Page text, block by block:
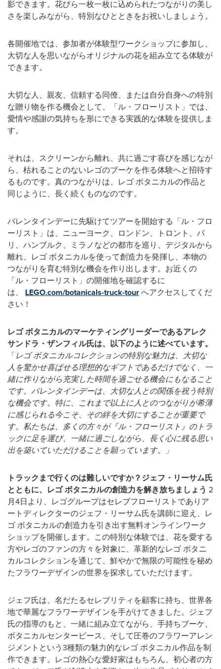
影できます。花びら一枚一枚に込められたつながりの美し
さを楽しみながら、特別なひとときをお祝いしましょう。
各開催地では、参加者が体験型ワークショップに参加し、
大切な人を思いながらオリジナルの花を組み立てる体験が
できます。
大切な人、親友、信頼する同僚、または自分自身への特別
な贈り物を作る機会として、「ル・フローリスト」では、
愛情や感謝の気持ちを形にできる実践的な体験を提供しま
す。
それは、スクリーンから離れ、共に過ごす喜びを感じなが
ら、枯れることのないレゴのブーケを作る体験へと招待す
るものです。真のつながりは、レゴ ボタニカルの作品と
同じように、長く続くものなのです。
バレンタインデーに先駆けてツアーを開始する「ル・フロ
ーリスト」は、ニューヨーク、ロンドン、トロント、パ
リ、ハンブルク、ミラノなどの都市を巡り、デジタルから
離れ、レゴ ボタニカルを使って創造力を発揮し、本物の
つながりを育む特別な機会を作り出します。お近くの
「ル・フローリスト」の開催地を確認するに
は、 LEGO.com/botanicals-truck-tourへアクセスしてくだ
さい！
レゴボタニカルのマーケティングリーダーであるアレク
サンドラ・ザンフィル氏は、以下のように述べています。
「レゴ ボタニカルコレクションの特別な魅力は、大切な
人を驚かせ喜ばせる理想的なギフトであるだけでなく、一
緒に作りながら充実した時間を過ごせる機会にもなること
です。バレンタインデーは、大切な人との関係を祝う特別
な機会です。特に、これまで以上に人とのつながりが希薄
に感じられる今こそ、その絆を大切にすることが重要で
す。私たちは、多くの方々が『ル・フローリスト』のトラ
ックに足を運び、一緒に過ごしながら、長く心に残る思い
出を築いていただけることを願っています。」
トラックまで行くのは難しいですか？ジェフ・リーサム氏
とともに、レゴボタニカルの創造力を解き放ちましょう 2
月4日より、レゴグループはセレブフローリストでありア
ートディレクターのジェフ・リーサム氏を講師に迎え、レ
ゴ ボタニカルの創造力を引き出す無料オンラインワーク
ショップを開催します。この特別な体験では、花を愛する
方やレゴのファンの方々を対象に、革新的なレゴ ボタニ
カルコレクションを通じて、鮮やかで無限の可能性を秘め
たフラワーデザインの世界を探求していただけます。
ジェフ氏は、名だたるセレブリティを顧客に持ち、世界各
地で華麗なフラワーデザインを手がけてきました。ジェフ
氏の指導のもと、一緒に組み立てながら、手持ちブーケ、
ボタニカルセンターピース、そして圧巻のフラワーアレン
ジメントという3種類の魅力的なレゴ ボタニカル作品を制
作できます。レゴの熱心な愛好家はもちろん、初心者の方